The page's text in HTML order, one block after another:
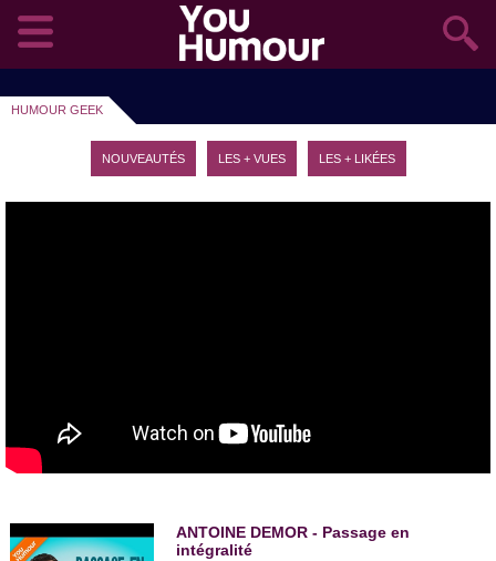
HUMOUR GEEK
NOUVEAUTÉS LES + VUES LES + LIKÉES
ANTOINE DEMOR - Passage en
intégralité